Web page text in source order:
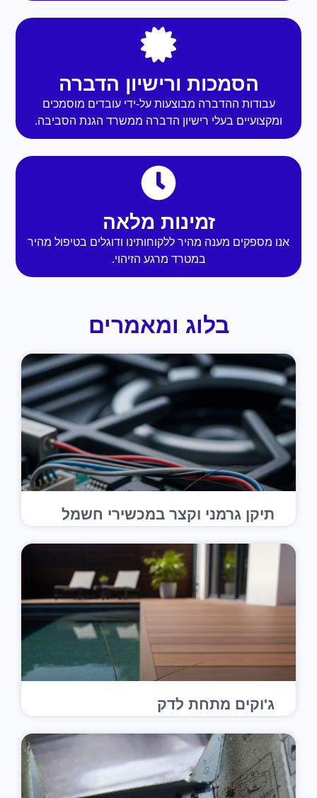
הסמכות ורישיון הדברה
עבודות ההדברה מבוצעות על-ידי עובדים מוסמכים
ומקצועיים בעלי רישיון הדברה ממשרד הגנת הסביבה.
זמינות מלאה
אנו מספקים מענה מהיר ללקוחותינו ודוגלים בטיפול מהיר
במטרד מרגע הזיהוי.
בלוג ומאמרים
תיקן גרמני וקצר במכשירי חשמל
ג'וקים מתחת לדק